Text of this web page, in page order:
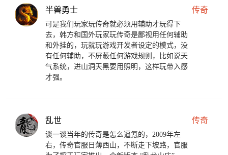
半兽勇士 传奇
可是我们玩家玩传奇就必须用辅助才玩得下
去，韩方和国外玩家玩传奇是鄙视用任何辅助
和外挂的，玩就玩游戏开发者设定的模式，没
有任何辅助，不屏蔽任何游戏规则，比如说天
气系统，进山洞天黑要用照明，这样玩带入感
才强。
乱世 传奇
谈一谈当年的传奇是怎么逼氪的，2009年左
右，传奇官服日薄西山，不断走下坡路，官服